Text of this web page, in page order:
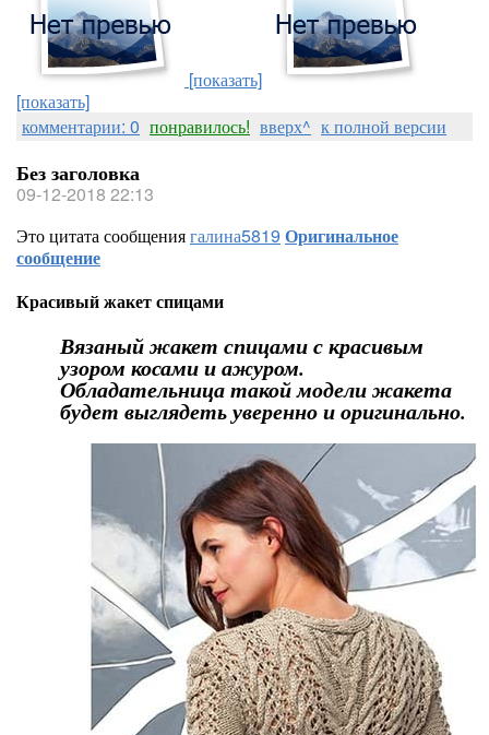
[показать]
[показать]
комментарии: 0 понравилось! вверх^ к полной версии
Без заголовка
09-12-2018 22:13
Это цитата сообщениягалина5819 Оригинальное
сообщение
Красивый жакет спицами
Вязаный жакет спицами с красивым
узором косами и ажуром.
Обладательница такой модели жакета
будет выглядеть уверенно и оригинально.